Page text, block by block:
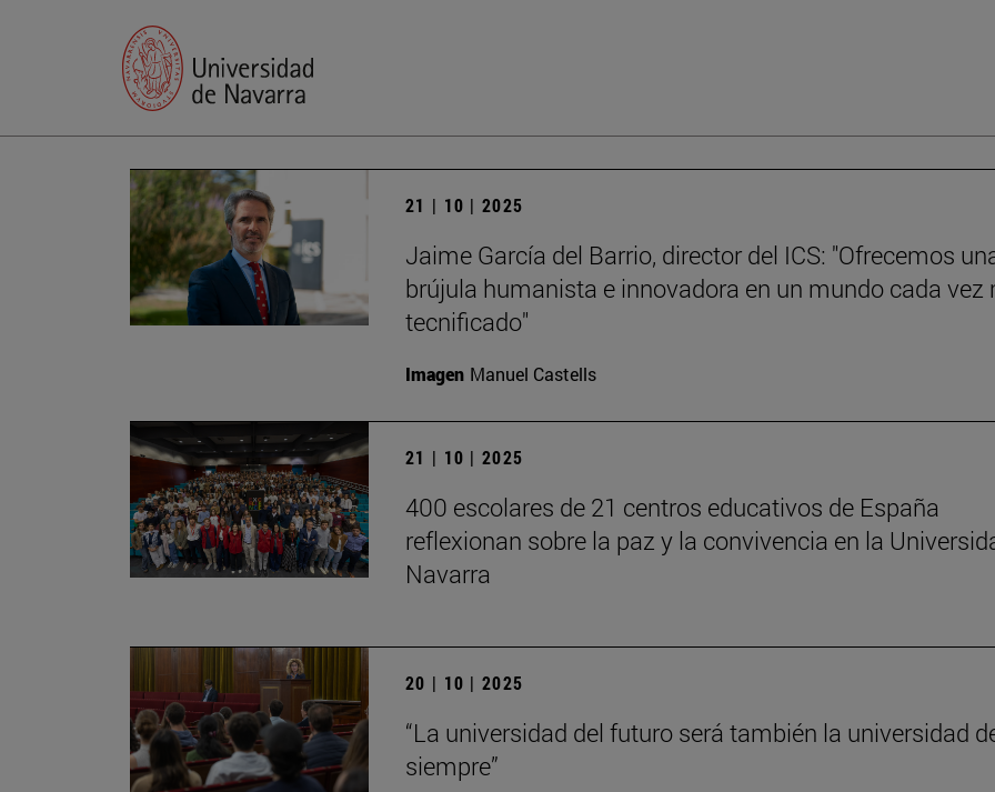
21 | 10 | 2025
Jaime García del Barrio, director del ICS: "Ofrecemos
brújula humanista e innovadora en un mundo cada vez
tecnificado"
Imagen Manuel Castells
21 | 10 | 2025
400 escolares de 21 centros educativos de España
reflexionan sobre la paz y la convivencia en la
Navarra
20 | 10 | 2025
“La universidad del futuro será también la universidad
siempre”